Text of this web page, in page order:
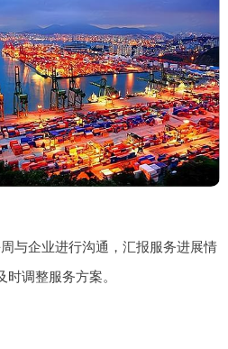
与企业进行沟通，汇报服务进展情
调整服务方案。